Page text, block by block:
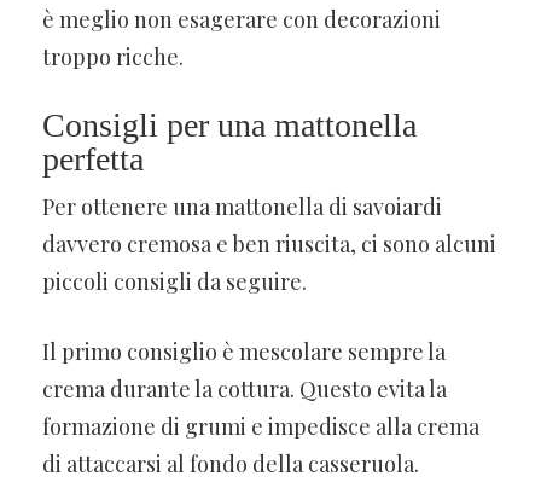
è meglio non esagerare con decorazioni
troppo ricche.
Consigli per una mattonella
perfetta
Per ottenere una mattonella di savoiardi
davvero cremosa e ben riuscita, ci sono alcuni
piccoli consigli da seguire.
Il primo consiglio è mescolare sempre la
crema durante la cottura. Questo evita la
formazione di grumi e impedisce alla crema
di attaccarsi al fondo della casseruola.